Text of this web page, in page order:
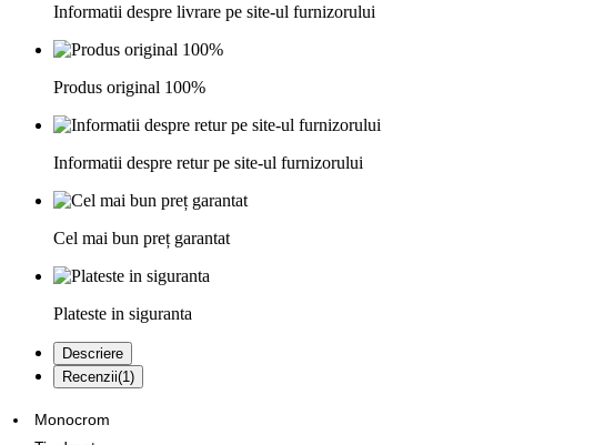
Informatii despre livrare pe site-ul furnizorului
Produs original 100%
Informatii despre retur pe site-ul furnizorului
Cel mai bun preț garantat
Plateste in siguranta
Descriere
Recenzii(1)
Monocrom